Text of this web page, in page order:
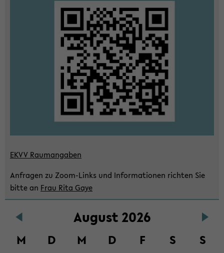
EKVV Raum­an­ga­ben
An­fra­gen zu Zoom-​Links und In­for­ma­tio­nen rich­ten Sie
bitte an Frau Rita Gaye
Au­gust 2026
M D M D F S
S